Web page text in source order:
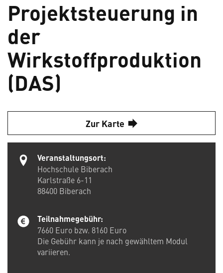
Projektsteuerung in
der
Wirkstoffproduktion
(DAS)
Zur Karte
Veranstaltungsort:
Hochschule Biberach
Karlstraße 6-11
88400 Biberach
Teilnahmegebühr:
7660 Euro bzw. 8160 Euro
Die Gebühr kann je nach gewähltem Modul
variieren.